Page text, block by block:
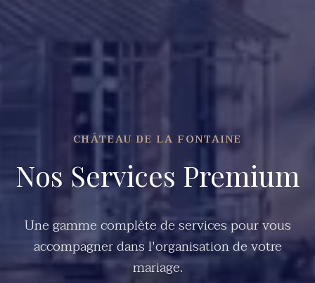
CHÂTEAU DE LA FONTAINE
Nos Services Premium
Une gamme complète de services pour vous
accompagner dans l'organisation de votre
mariage.